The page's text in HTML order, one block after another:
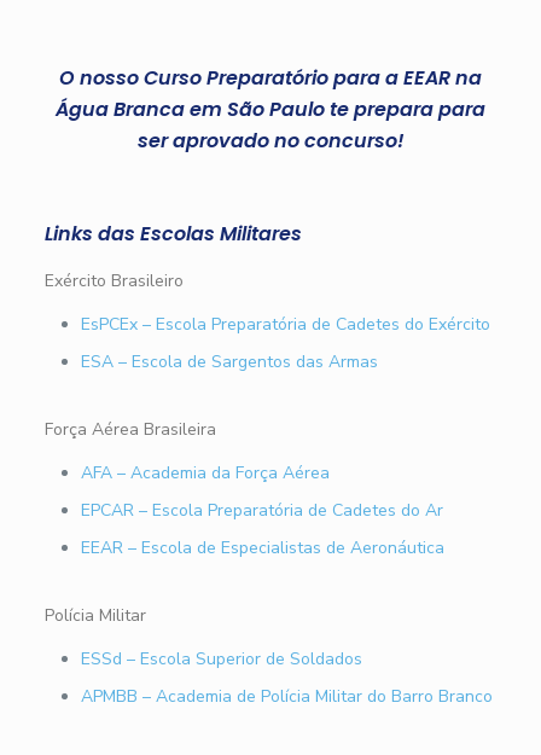
O nosso Curso Preparatório para a EEAR na
Água Branca em São Paulo te prepara para
ser aprovado no concurso!
Links das Escolas Militares
Exército Brasileiro
EsPCEx – Escola Preparatória de Cadetes do Exército
ESA – Escola de Sargentos das Armas
Força Aérea Brasileira
AFA – Academia da Força Aérea
EPCAR – Escola Preparatória de Cadetes do Ar
EEAR – Escola de Especialistas de Aeronáutica
Polícia Militar
ESSd – Escola Superior de Soldados
APMBB – Academia de Polícia Militar do Barro Branco